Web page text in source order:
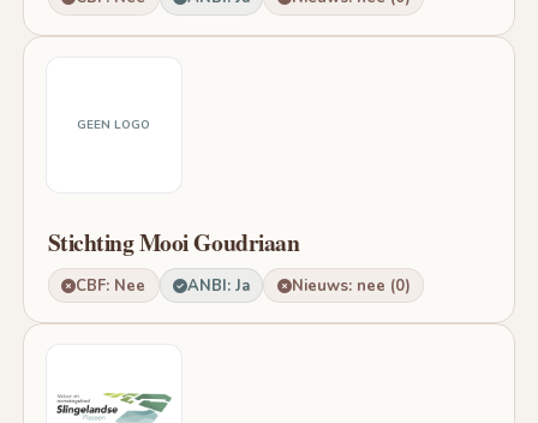
GEEN LOGO
Stichting Mooi Goudriaan
CBF: Nee ANBI: Ja Nieuws: nee (0)